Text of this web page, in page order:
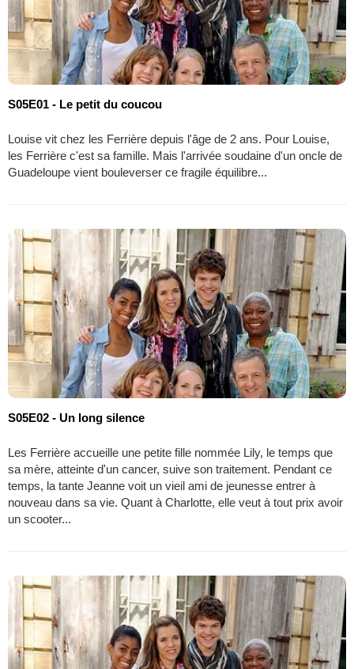
S05E01 - Le petit du coucou
Louise vit chez les Ferrière depuis l'âge de 2 ans. Pour Louise,
les Ferrière c'est sa famille. Mais l'arrivée soudaine d'un oncle de
Guadeloupe vient bouleverser ce fragile équilibre...
S05E02 - Un long silence
Les Ferrière accueille une petite fille nommée Lily, le temps que
sa mère, atteinte d'un cancer, suive son traitement. Pendant ce
temps, la tante Jeanne voit un vieil ami de jeunesse entrer à
nouveau dans sa vie. Quant à Charlotte, elle veut à tout prix avoir
un scooter...